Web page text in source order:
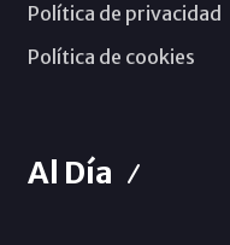
Política de privacidad
Política de cookies
Al Día